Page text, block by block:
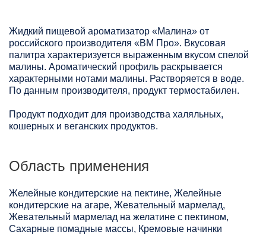
Жидкий пищевой ароматизатор «Малина» от
российского производителя «ВМ Про». Вкусовая
палитра характеризуется выраженным вкусом спелой
малины. Ароматический профиль раскрывается
характерными нотами малины. Растворяется в воде.
По данным производителя, продукт термостабилен.
Продукт подходит для производства халяльных,
кошерных и веганских продуктов.
Область применения
Желейные кондитерские на пектине, Желейные
кондитерские на агаре, Жевательный мармелад,
Жевательный мармелад на желатине с пектином,
Сахарные помадные массы, Кремовые начинки